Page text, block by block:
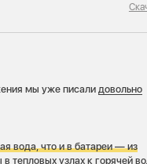
мы уже писалидовольно
вода, что и в батареи — из
тепловых узлах к горячей